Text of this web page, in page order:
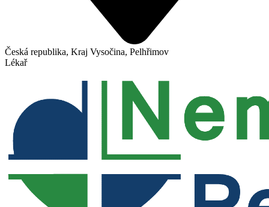
Česká republika, Kraj Vysočina, Pelhřimov
Lékař